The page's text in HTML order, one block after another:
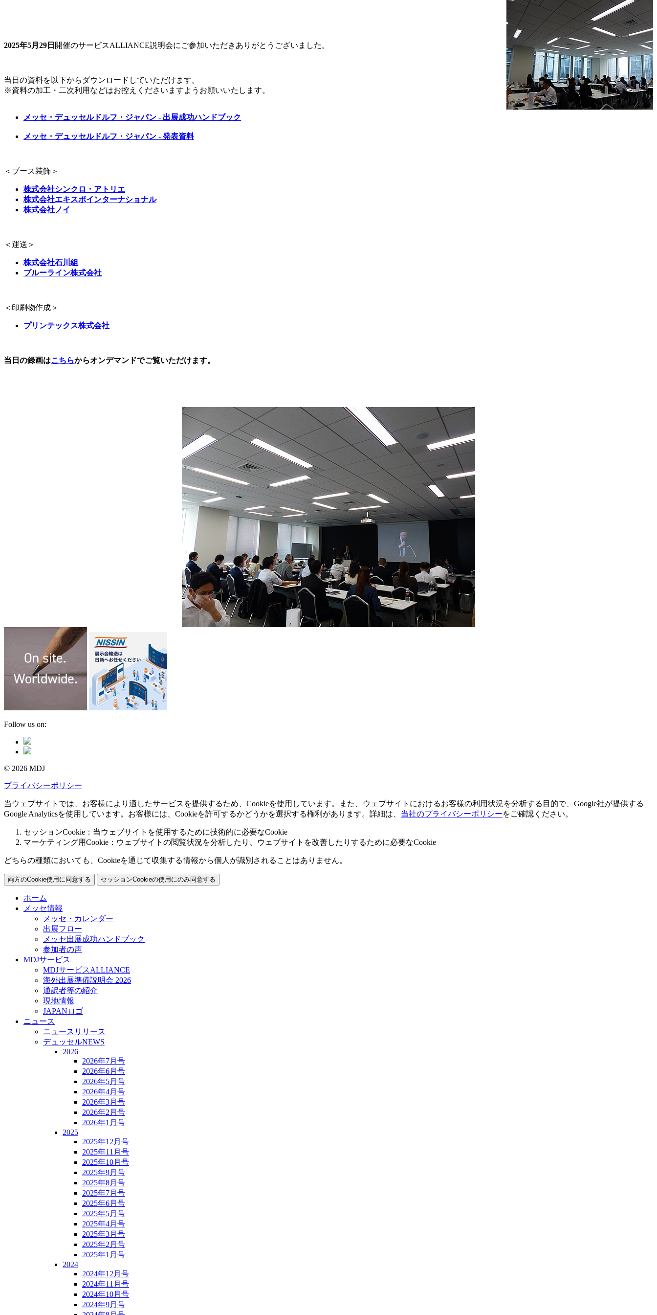
2025年5月29日 開催のサービスALLIANCE説明会にご参加いただきありがとうございました。
当日の資料を以下からダウンロードしていただけます。
※資料の加工・二次利用などはお控えくださいますようお願いいたします。
メッセ・デュッセルドルフ・ジャパン - 出展成功ハンドブック
メッセ・デュッセルドルフ・ジャパン - 発表資料
＜ブース装飾＞
株式会社シンクロ・アトリエ
株式会社エキスポインターナショナル
株式会社ノイ
＜運送＞
株式会社石川組
ブルーライン株式会社
＜印刷物作成＞
プリンテックス株式会社
当日の録画はこちらからオンデマンドでご覧いただけます。
Follow us on:
© 2026 MDJ
プライバシーポリシー
当ウェブサイトでは、お客様により適したサービスを提供するため、Cookieを使用しています。また、ウェブサイトにおけるお客様の利用状況を分析する目的で、Google社が提供する
Google Analyticsを使用しています。お客様には、Cookieを許可するかどうかを選択する権利があります。詳細は、 当社のプライバシーポリシーをご確認ください。
セッションCookie：当ウェブサイトを使用するために技術的に必要なCookie
マーケティング用Cookie：ウェブサイトの閲覧状況を分析したり、ウェブサイトを改善したりするために必要なCookie
どちらの種類においても、Cookieを通じて収集する情報から個人が識別されることはありません。
両方のCookie使用に同意する セッションCookieの使用にのみ同意する
ホーム
メッセ情報
メッセ・カレンダー
出展フロー
メッセ出展成功ハンドブック
参加者の声
MDJサービス
MDJサービスALLIANCE
海外出展準備説明会 2026
通訳者等の紹介
現地情報
JAPANロゴ
ニュース
ニュースリリース
デュッセルNEWS
2026
2026年7月号
2026年6月号
2026年5月号
2026年4月号
2026年3月号
2026年2月号
2026年1月号
2025
2025年12月号
2025年11月号
2025年10月号
2025年9月号
2025年8月号
2025年7月号
2025年6月号
2025年5月号
2025年4月号
2025年3月号
2025年2月号
2025年1月号
2024
2024年12月号
2024年11月号
2024年10月号
2024年9月号